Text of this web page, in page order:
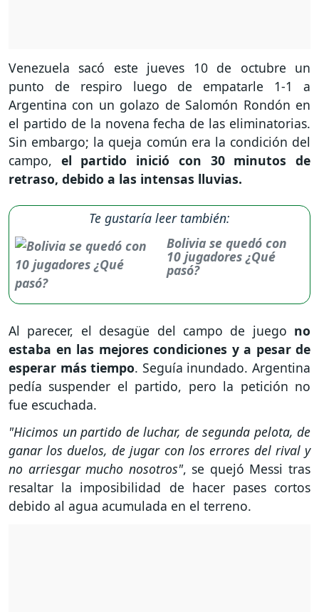
Venezuela sacó este jueves 10 de octubre un
punto de respiro luego de empatarle 1-1 a
Argentina con un golazo de Salomón Rondón en
el partido de la novena fecha de las eliminatorias.
Sin embargo; la queja común era la condición del
campo, el partido inició con 30 minutos de
retraso, debido a las intensas lluvias.
Te gustaría leer también:
Bolivia se quedó con
10 jugadores ¿Qué
pasó?
Al parecer, el desagüe del campo de juego no
estaba en las mejores condiciones y a pesar de
esperar más tiempo. Seguía inundado. Argentina
pedía suspender el partido, pero la petición no
fue escuchada.
"Hicimos un partido de luchar, de segunda pelota, de
ganar los duelos, de jugar con los errores del rival y
no arriesgar mucho nosotros", se quejó Messi tras
resaltar la imposibilidad de hacer pases cortos
debido al agua acumulada en el terreno.